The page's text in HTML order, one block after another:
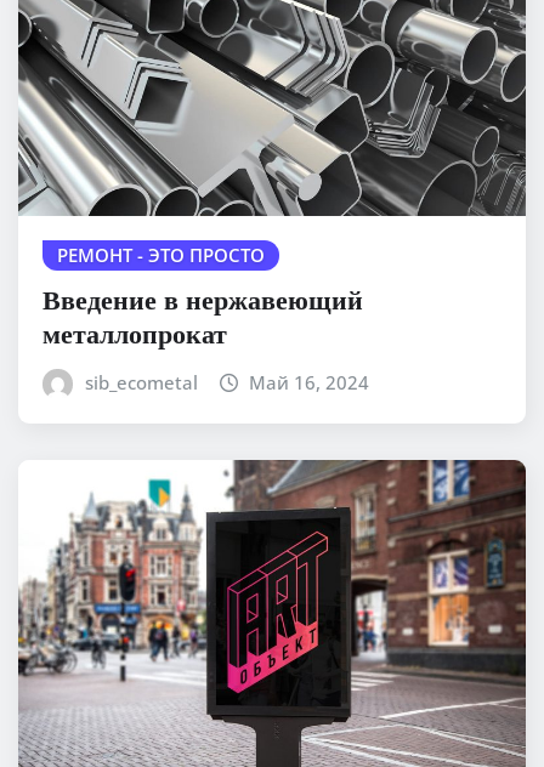
РЕМОНТ - ЭТО ПРОСТО
Введение в нержавеющий
металлопрокат
sib_ecometal Май 16, 2024